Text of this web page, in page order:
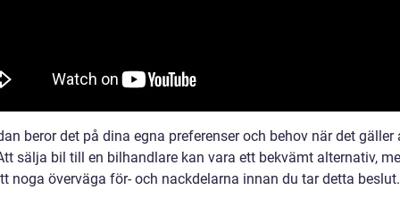
beror det på dina egna preferenser och behov när det gäller
sälja bil till en bilhandlare kan vara ett bekvämt alternativ,
noga överväga för- och nackdelarna innan du tar detta beslut.